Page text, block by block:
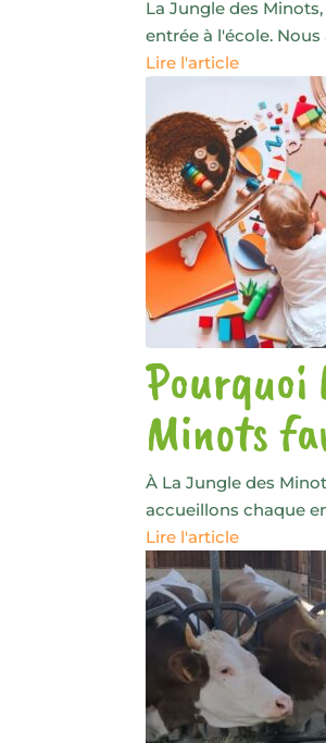
La Jungle des
entrée à l'école.
Lire l'article
Pourquoi
Minots
À La Jungle des
accueillons chaque
Lire l'article